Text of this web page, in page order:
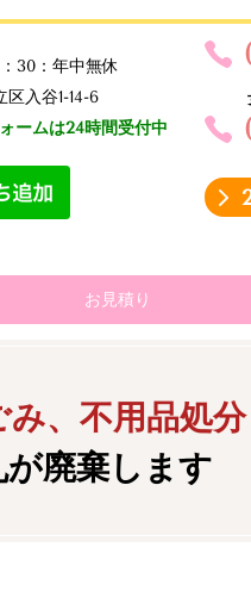
30：年中無休
入谷1-14-6
ームは24時間受付中
女性
お見積り
、不用品処分
廃棄します